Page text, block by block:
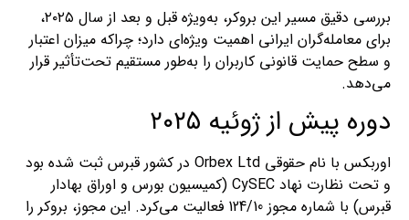
بررسی دقیق مسیر این بروکر، به‌ویژه قبل و بعد از سال ۲۰۲۵،
برای معامله‌گران ایرانی اهمیت ویژه‌ای دارد؛ چراکه میزان اعتبار
و سطح حمایت قانونی کاربران را به‌طور مستقیم تحت‌تأثیر قرار
می‌دهد.
دوره پیش از ژوئیه ۲۰۲۵
اوربکس با نام حقوقی Orbex Ltd در کشور قبرس ثبت شده بود
و تحت نظارت نهاد CySEC (کمیسیون بورس و اوراق بهادار
قبرس) با شماره مجوز 124/10 فعالیت می‌کرد. این مجوز، بروکر را